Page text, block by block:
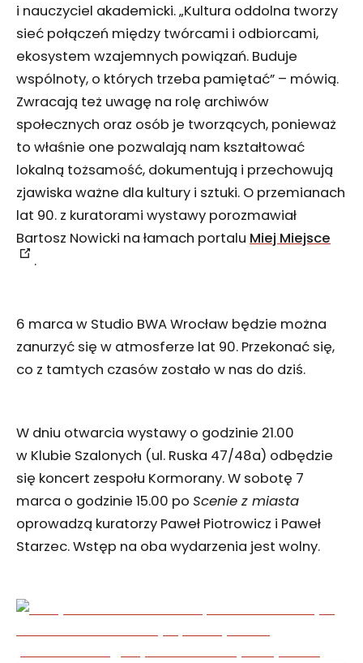
i nauczyciel akademicki. „Kultura oddolna tworzy
sieć połączeń między twórcami i odbiorcami,
ekosystem wzajemnych powiązań. Buduje
wspólnoty, o których trzeba pamiętać” – mówią.
Zwracają też uwagę na rolę archiwów
społecznych oraz osób je tworzących, ponieważ
to właśnie one pozwalają nam kształtować
lokalną tożsamość, dokumentują i przechowują
zjawiska ważne dla kultury i sztuki. O przemianach
lat 90. z kuratorami wystawy porozmawiał
Bartosz Nowicki na łamach portalu Miej Miejsce
.
6 marca w Studio BWA Wrocław będzie można
zanurzyć się w atmosferze lat 90. Przekonać się,
co z tamtych czasów zostało w nas do dziś.
W dniu otwarcia wystawy o godzinie 21.00
w Klubie Szalonych (ul. Ruska 47/48a) odbędzie
się koncert zespołu Kormorany. W sobotę 7
marca o godzinie 15.00 po Scenie z miasta
oprowadzą kuratorzy Paweł Piotrowicz i Paweł
Starzec. Wstęp na oba wydarzenia jest wolny.